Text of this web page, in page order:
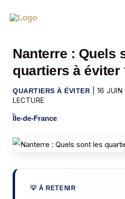
Nanterre : Quels
quartiers à éviter
QUARTIERS À ÉVITER 16
LECTURE
Île-de-France